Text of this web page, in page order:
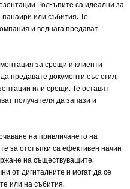
Рол-ъпите са идеални за
панаири или събития. Те
и веднага предават
за срещи и клиенти
предавате документи със стил,
или срещи. Те оставят
получателя да запази и
на привличането на
за отстъпки са ефективен начин
на съществуващите.
от дигиталните и могат да се
или на събития.